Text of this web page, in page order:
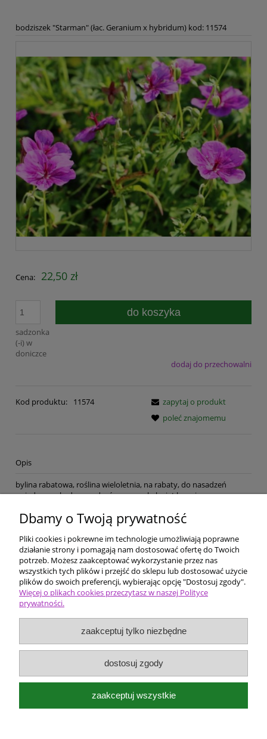
bodziszek "Starman" (łac. Geranium x hybridum) kod: 11574
Cena: 22,50 zł
sadzonka
(-i) w
doniczce
do koszyka
dodaj do przechowalni
Kod produktu: 11574
zapytaj o produkt
poleć znajomemu
Opis
bylina rabatowa, roślina wieloletnia, na rabaty, do nasadzeń
pojedynczych, do nasadzeń w grupach, kwiat karminowy,
stanowisko słoneczne, gleba przepuszczalna, żyzność przeciętna,
Pomoc
Dostawa i płatności
Ceny i rodzaje zakupów
O firmie
Kokotów 574
32-002 Węgrzce Wielkie k/Krakowa
Dbamy o Twoją prywatność
Pliki cookies i pokrewne im technologie umożliwiają poprawne
działanie strony i pomagają nam dostosować ofertę do Twoich
potrzeb. Możesz zaakceptować wykorzystanie przez nas
wszystkich tych plików i przejść do sklepu lub dostosować użycie
plików do swoich preferencji, wybierając opcję "Dostosuj zgody".
Więcej o plikach cookies przeczytasz w naszej Polityce
prywatności.
zaakceptuj tylko niezbędne
dostosuj zgody
zaakceptuj wszystkie